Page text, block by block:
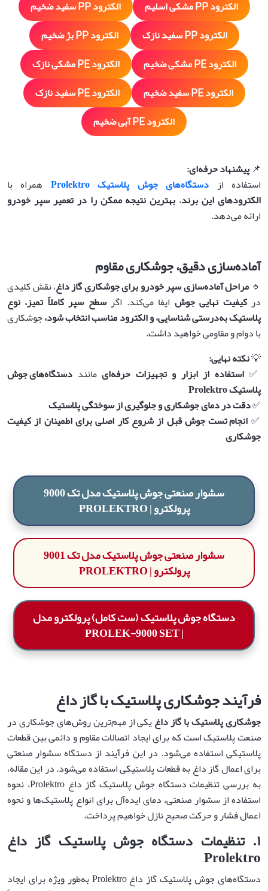
الکترود PP مشکی اسلیم
الکترود PP سفید ضخیم
الکترود PP سفید نازک
الکترود PP بژ ضخیم
الکترود PE مشکی ضخیم
الکترود PE مشکی نازک
الکترود PE سفید ضخیم
الکترود PE سفید نازک
الکترود PE آبی ضخیم
📌پیشنهاد حرفه‌ای:
استفاده از دستگاه‌های جوش پلاستیک Prolektro
همراه با
الکترودهای این برند، بهترین نتیجه ممکن را در تعمیر سپر خودرو
ارائه می‌دهد.
آماده‌سازی دقیق، جوشکاری مقاوم
🔹 مراحل آماده‌سازی سپر خودرو برای جوشکاری گاز داغ، نقش کلیدی
درکیفیت نهایی جوش ایفا می‌کند. اگرسطح سپر کاملاً تمیز، نوع
پلاستیک به‌درستی شناسایی، و الکترود مناسب انتخاب شود،جوشکاری
با دوام و مقاومی خواهید داشت.
💡نکته نهایی:
✅استفاده از ابزار و تجهیزات حرفه‌ایمانند دستگاه‌های جوش
پلاستیک
✅دقت در دمای جوشکاری و جلوگیری از سوختگی پلاستیک
✅انجام تست جوش قبل از شروع کار اصلی برای اطمینان از کیفیت
جوشکاری
سشوار صنعتی جوش پلاستیک مدل تک 9000
پرولکترو | PROLEKTRO
سشوار صنعتی جوش پلاستیک مدل تک 9001
پرولکترو | PROLEKTRO
دستگاه جوش پلاستیک (ست کامل) پرولکترو مدل
| PROLEK-9000 SET
فرآیند جوشکاریپلاستیکبا گاز داغ
جوشکاری پلاستیک با گاز داغیکی از مهم‌ترین روش‌های جوشکاری در
صنعت پلاستیک است که برای ایجاد اتصالات مقاوم و دائمی بین قطعات
پلاستیکی استفاده می‌شود. در این فرآیند از دستگاه سشوار صنعتی
برای اعمال گاز داغ به قطعات پلاستیکی استفاده می‌شود. در این مقاله،
به بررسی تنظیمات دستگاه جوش پلاستیک گاز داغ Prolektro، نحوه
استفاده از سشوار صنعتی، دمای ایده‌آل برای انواع پلاستیک‌ها و نحوه
اعمال فشار و حرکت صحیح نازل خواهیم پرداخت.
۱.تنظیمات دستگاه جوش پلاستیک گاز داغ
Prolektro
دستگاه‌های جوش پلاستیک گاز داغ Prolektro به‌طور ویژه برای ایجاد